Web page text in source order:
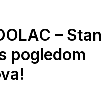
– Stan
pogledom